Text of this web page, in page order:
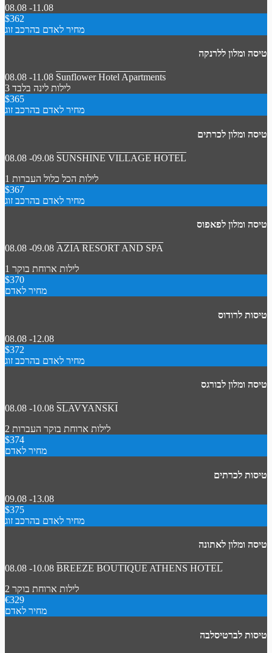
08.08 -11.08
$362
מחיר לאדם בהרכב זוג
טיסה ומלון ללרנקה
08.08 -11.08 Sunflower Hotel Apartments
3 לילות לינה בלבד
$365
מחיר לאדם בהרכב זוג
טיסה ומלון לכרתים
08.08 -09.08 SUNSHINE VILLAGE HOTEL
1 לילות הכל כלול העברות
$367
מחיר לאדם בהרכב זוג
טיסה ומלון לפאפוס
08.08 -09.08 AZIA RESORT AND SPA
1 לילות ארוחת בוקר
$370
מחיר לאדם
טיסות לרודוס
08.08 -12.08
$372
מחיר לאדם בהרכב זוג
טיסה ומלון לבורגס
08.08 -10.08 SLAVYANSKI
2 לילות ארוחת בוקר העברות
$374
מחיר לאדם
טיסות לכרתים
09.08 -13.08
$375
מחיר לאדם בהרכב זוג
טיסה ומלון לאתונה
08.08 -10.08 BREEZE BOUTIQUE ATHENS HOTEL
2 לילות ארוחת בוקר
€329
מחיר לאדם
טיסות לברטיסלבה